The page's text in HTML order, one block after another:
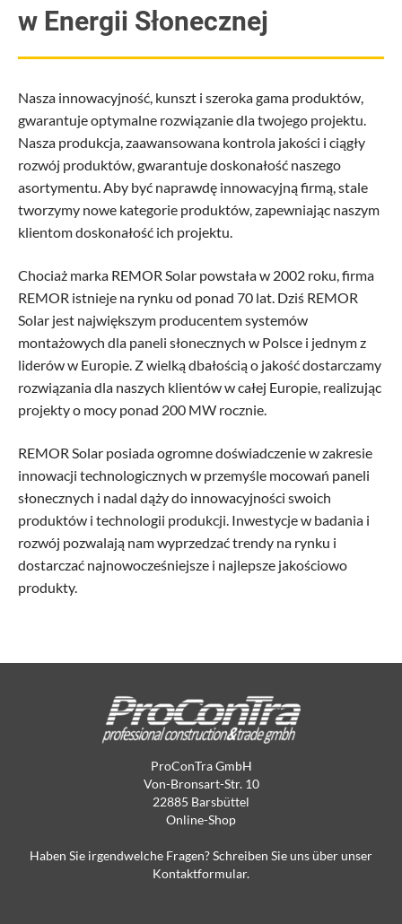
w Energii Słonecznej
Nasza innowacyjność, kunszt i szeroka gama produktów,
gwarantuje optymalne rozwiązanie dla twojego projektu.
Nasza produkcja, zaawansowana kontrola jakości i ciągły
rozwój produktów, gwarantuje doskonałość naszego
asortymentu. Aby być naprawdę innowacyjną firmą, stale
tworzymy nowe kategorie produktów, zapewniając naszym
klientom doskonałość ich projektu.
Chociaż marka REMOR Solar powstała w 2002 roku, firma
REMOR istnieje na rynku od ponad 70 lat. Dziś REMOR
Solar jest największym producentem systemów
montażowych dla paneli słonecznych w Polsce i jednym z
liderów w Europie. Z wielką dbałością o jakość dostarczamy
rozwiązania dla naszych klientów w całej Europie, realizując
projekty o mocy ponad 200 MW rocznie.
REMOR Solar posiada ogromne doświadczenie w zakresie
innowacji technologicznych w przemyśle mocowań paneli
słonecznych i nadal dąży do innowacyjności swoich
produktów i technologii produkcji. Inwestycje w badania i
rozwój pozwalają nam wyprzedzać trendy na rynku i
dostarczać najnowocześniejsze i najlepsze jakościowo
produkty.
ProConTra GmbH
Von-Bronsart-Str. 10
22885 Barsbüttel
Online-Shop
Haben Sie irgendwelche Fragen? Schreiben Sie uns über unser
Kontaktformular.